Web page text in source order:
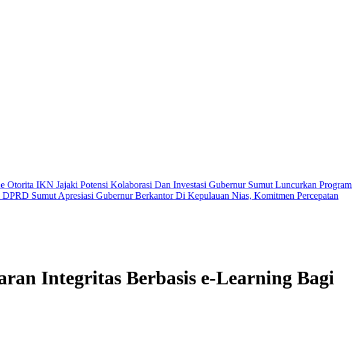
Otorita IKN Jajaki Potensi Kolaborasi Dan Investasi Gubernur Sumut Luncurkan Program
DPRD Sumut Apresiasi Gubernur Berkantor Di Kepulauan Nias, Komitmen Percepatan
Integritas Berbasis e-Learning Bagi